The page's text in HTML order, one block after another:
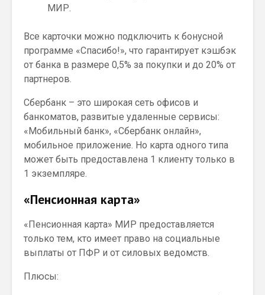
МИР.
Все карточки можно подключить к бонусной
программе «Спасибо!», что гарантирует кэшбэк
от банка в размере 0,5% за покупки и до 20% от
партнеров.
Сбербанк – это широкая сеть офисов и
банкоматов, развитые удаленные сервисы:
«Мобильный банк», «Сбербанк онлайн»,
мобильное приложение. Но карта одного типа
может быть предоставлена 1 клиенту только в
1 экземпляре.
«Пенсионная карта»
«Пенсионная карта» МИР предоставляется
только тем, кто имеет право на социальные
выплаты от ПФР и от силовых ведомств.
Плюсы: